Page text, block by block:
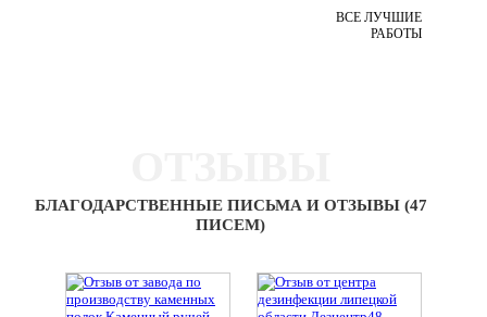
ВСЕ ЛУЧШИЕ
РАБОТЫ
БЛАГОДАРСТВЕННЫЕ ПИСЬМА И ОТЗЫВЫ (47
ПИСЕМ)